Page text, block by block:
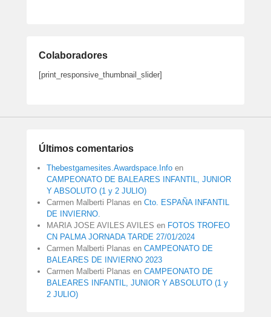
Colaboradores
[print_responsive_thumbnail_slider]
Últimos comentarios
Thebestgamesites.Awardspace.Info en
CAMPEONATO DE BALEARES INFANTIL, JUNIOR
Y ABSOLUTO (1 y 2 JULIO)
Carmen Malberti Planas en Cto. ESPAÑA INFANTIL
DE INVIERNO.
MARIA JOSE AVILES AVILES en FOTOS TROFEO
CN PALMA JORNADA TARDE 27/01/2024
Carmen Malberti Planas en CAMPEONATO DE
BALEARES DE INVIERNO 2023
Carmen Malberti Planas en CAMPEONATO DE
BALEARES INFANTIL, JUNIOR Y ABSOLUTO (1 y
2 JULIO)